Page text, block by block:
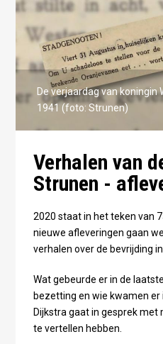
De verjaardag van koningin
1941 (foto: Strunen)
Verhalen van
Strunen -
2020 staat in het teken van
nieuwe afleveringen gaan
verhalen over de bevrijding
Wat gebeurde er in de
bezetting en wie kwamen er
Dijkstra gaat in gesprek met
te vertellen hebben.